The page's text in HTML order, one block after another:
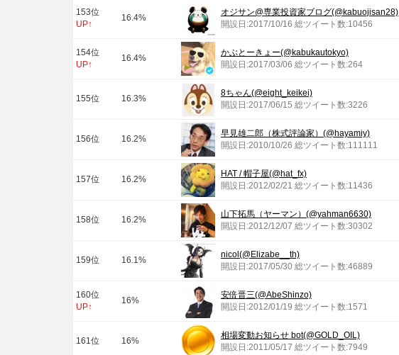
153位
UP↑
16.4%
オジサン@専業投資家ブログ(@kabuojisan28)
開設日:2017/10/16 総ツイート数:10456
154位
UP↑
16.4%
かぶとーきょー(@kabukautokyo)
開設日:2017/03/06 総ツイート数:264
155位 16.3%
8ちゃん(@eight_keikei)
開設日:2017/06/15 総ツイート数:3226
156位 16.2%
早見雄二郎（株式評論家）(@hayamiy)
開設日:2010/10/26 総ツイート数:111111
157位 16.2%
HAT / 帽子屋(@hat_fx)
開設日:2012/02/21 総ツイート数:11436
158位 16.2%
山下拓馬（ヤーマン）(@yahman6630)
開設日:2012/12/07 総ツイート数:30302
159位 16.1%
nicol(@Elizabe__th)
開設日:2017/05/30 総ツイート数:46889
160位
UP↑
16%
安倍晋三(@AbeShinzo)
開設日:2012/01/19 総ツイート数:1571
161位 16%
相場変動お知らせ bot(@GOLD_OIL)
開設日:2011/05/17 総ツイート数:7949